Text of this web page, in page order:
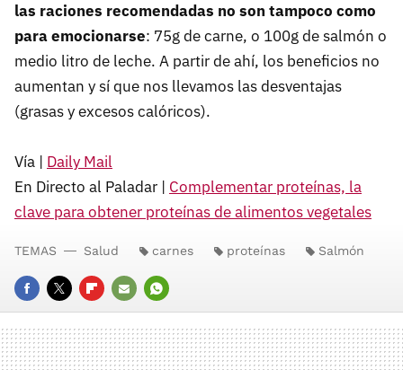
las raciones recomendadas no son tampoco como
para emocionarse: 75g de carne, o 100g de salmón o
medio litro de leche. A partir de ahí, los beneficios no
aumentan y sí que nos llevamos las desventajas
(grasas y excesos calóricos).
Vía | Daily Mail
En Directo al Paladar | Complementar proteínas, la
clave para obtener proteínas de alimentos vegetales
FACEBOOK
TWITTERFLIPBOARD
E-
MAIL
WHATSAPP
TEMAS Salud carnes proteínas Salmón